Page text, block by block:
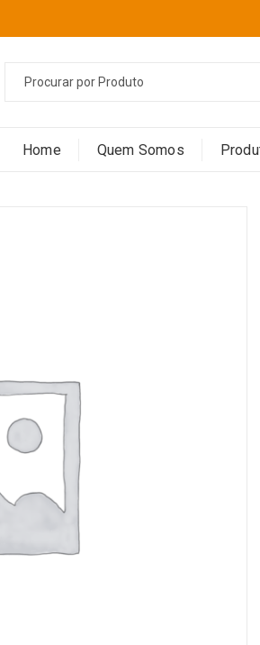
Home Quem Somos